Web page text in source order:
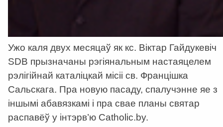
Ужо каля двух месяцаў як кс. Віктар Гайдукевіч
SDB прызначаны рэгіянальным настаяцелем
рэлігійнай каталіцкай місіі св. Францішка
Сальскага. Пра новую пасаду, спалучэнне яе з
іншымі абавязкамі і пра свае планы святар
распавёў у інтэрв’ю Catholic.by.